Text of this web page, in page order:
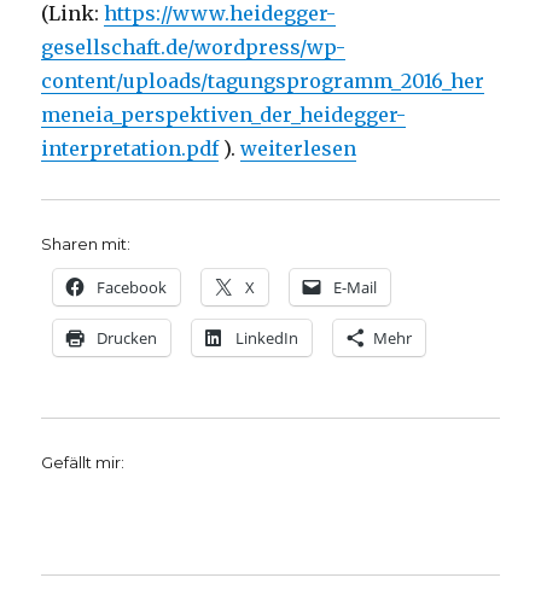
(Link:https://www.heidegger-
gesellschaft.de/wordpress/wp-
content/uploads/tagungsprogramm_2016_her
meneia_perspektiven_der_heidegger-
interpretation.pdf).„Diskussionen um und mit
weiterlesen
Sharen mit:
Facebook X E-Mail
Drucken LinkedIn Mehr
Gefällt mir: